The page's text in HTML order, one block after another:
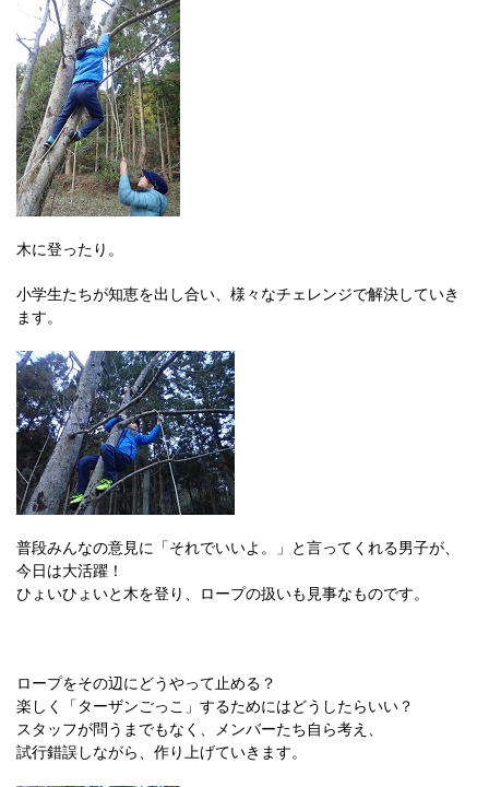
木に登ったり。
小学生たちが知恵を出し合い、様々なチェレンジで解決していき
ます。
普段みんなの意見に「それでいいよ。」と言ってくれる男子が、
今日は大活躍！
ひょいひょいと木を登り、ロープの扱いも見事なものです。
ロープをその辺にどうやって止める？
楽しく「ターザンごっこ」するためにはどうしたらいい？
スタッフが問うまでもなく、メンバーたち自ら考え、
試行錯誤しながら、作り上げていきます。